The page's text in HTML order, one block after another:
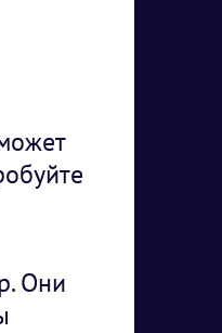
Они